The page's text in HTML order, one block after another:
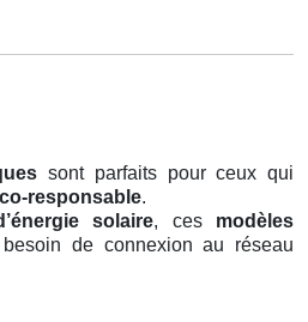
sont parfaits pour ceux qui
responsable.
solaire, ces modèles
de connexion au réseau